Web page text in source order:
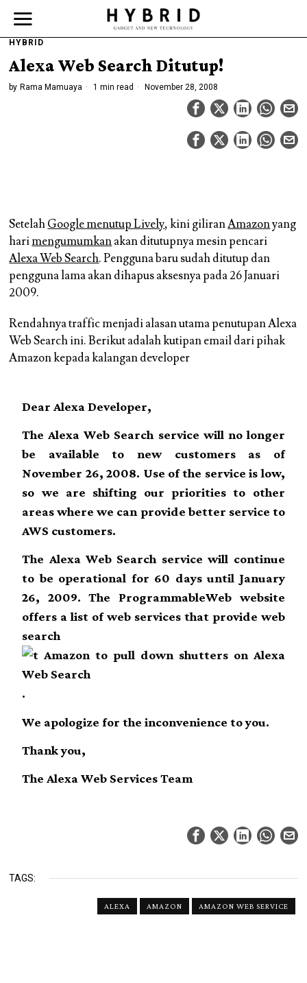
HYBRID
Alexa Web Search Ditutup!
by Rama Mamuaya 1 min read November 28, 2008
SetelahGoogle menutup Lively, kini giliranAmazonyang
harimengumumkanakan ditutupnya mesin pencari
Alexa Web Search. Pengguna baru sudah ditutup dan
pengguna lama akan dihapus aksesnya pada 26 Januari
2009.
Rendahnya traffic menjadi alasan utama penutupan Alexa
Web Search ini. Berikut adalah kutipan email dari pihak
Amazon kepada kalangan developer
Dear Alexa Developer,
The Alexa Web Search service will no longer
be available to new customers as of
November 26, 2008. Use of the service is low,
so we are shifting our priorities to other
areas where we can provide better service to
AWS customers.
The Alexa Web Search service will continue
to be operational for 60 days until January
26, 2009. The ProgrammableWeb website
offers a list of web services that provide web
search
.
We apologize for the inconvenience to you.
Thank you,
The Alexa Web Services Team
TAGS:
ALEXA AMAZON AMAZON WEB SERVICE